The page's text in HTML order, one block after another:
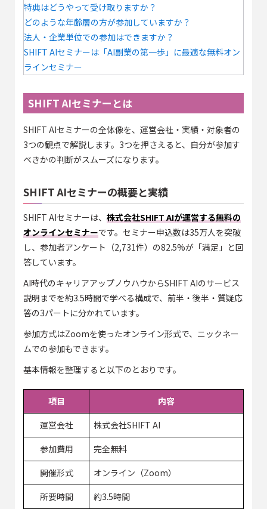
特典はどうやって受け取りますか？
どのような年齢層の方が参加していますか？
法人・企業単位での参加はできますか？
SHIFT AIセミナーは「AI副業の第一歩」に最適な無料オン
ラインセミナー
SHIFT AIセミナーとは
SHIFT AIセミナーの全体像を、運営会社・実績・対象者の
3つの観点で解説します。3つを押さえると、自分が参加す
べきかの判断がスムーズになります。
SHIFT AIセミナーの概要と実績
SHIFT AIセミナーは、 株式会社SHIFT AIが運営する無料の
オンラインセミナーです。セミナー申込数は35万人を突破
し、参加者アンケート（2,731件）の82.5%が「満足」と回
答しています。
AI時代のキャリアアップノウハウからSHIFT AIのサービス
説明までを約3.5時間で学べる構成で、前半・後半・質疑応
答の3パートに分かれています。
参加方式はZoomを使ったオンライン形式で、ニックネー
ムでの参加もできます。
基本情報を整理すると以下のとおりです。
項目
内容
運営会社
株式会社SHIFT AI
参加費用
完全無料
開催形式
オンライン（Zoom）
所要時間
約3.5時間